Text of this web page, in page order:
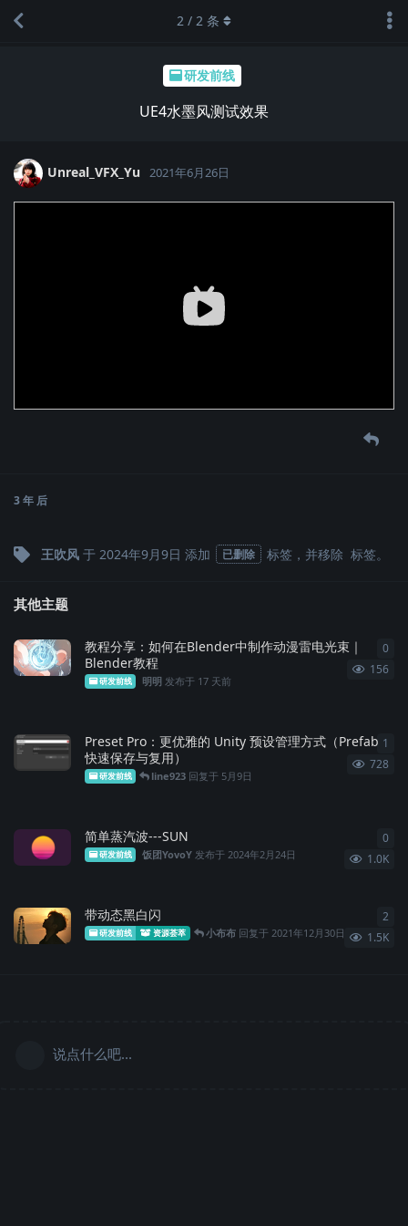
研发前线
UE4水墨风测试效果
2 / 2 条
Unreal_VFX_Yu 2021年6月26日
3 年 后
王吹风 于 2024年9月9日 添加 已删除 标签 ，并移除 标签。
其他主题
教程分享：如何在Blender中制作动漫雷电光束｜
Blender教程
研发前线 明明 发布于 17 天前
156
0
Preset Pro：更优雅的 Unity 预设管理方式（Prefab
快速保存与复用）
研发前线 line923 回复于 5月9日
728
1
简单蒸汽波---SUN
研发前线 饭团YovoY 发布于 2024年2月24日 1.0K
0
带动态黑白闪
研发前线 资源荟萃 小布布回复于 2021年12月30日 1.5K
2
说点什么吧...